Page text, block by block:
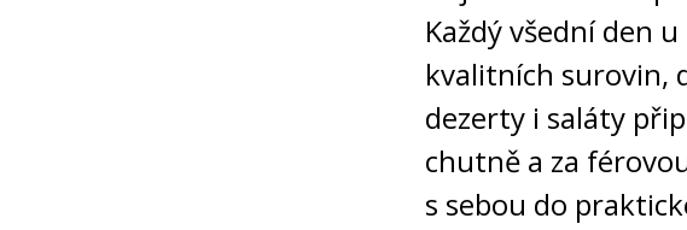
Každý všední den
kvalitních surovin,
dezerty i saláty
chutně a za
s sebou do